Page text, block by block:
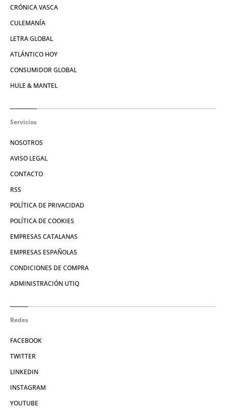
CRÓNICA VASCA
CULEMANÍA
LETRA GLOBAL
ATLÁNTICO HOY
CONSUMIDOR GLOBAL
HULE & MANTEL
Servicios
NOSOTROS
AVISO LEGAL
CONTACTO
RSS
POLÍTICA DE PRIVACIDAD
POLÍTICA DE COOKIES
EMPRESAS CATALANAS
EMPRESAS ESPAÑOLAS
CONDICIONES DE COMPRA
ADMINISTRACIÓN UTIQ
Redes
FACEBOOK
TWITTER
LINKEDIN
INSTAGRAM
YOUTUBE